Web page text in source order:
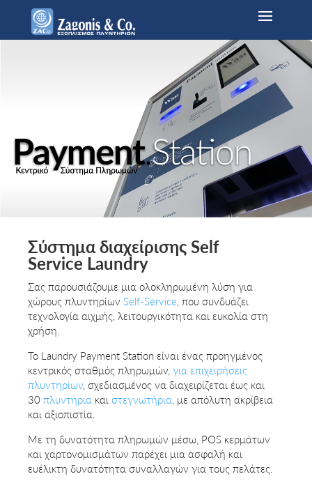
Σύστημα διαχείρισης Self
Service Laundry
Σας παρουσιάζουμε μια ολοκληρωμένη λύση για
χώρους πλυντηρίωνSelf-Service , που συνδυάζει
τεχνολογία αιχμής, λειτουργικότητα και ευκολία στη
χρήση.
Το Laundry Payment Station είναι ένας προηγμένος
κεντρικός σταθμός πληρωμών,για επιχειρήσεις
πλυντηρίων , σχεδιασμένος να διαχειρίζεται έως και
30πλυντήρια καιστεγνωτήρια , με απόλυτη ακρίβεια
και αξιοπιστία.
Με τη δυνατότητα πληρωμών μέσω, POS κερμάτων
και χαρτονομισμάτων παρέχει μια ασφαλή και
ευέλικτη δυνατότητα συναλλαγών για τους πελάτες.